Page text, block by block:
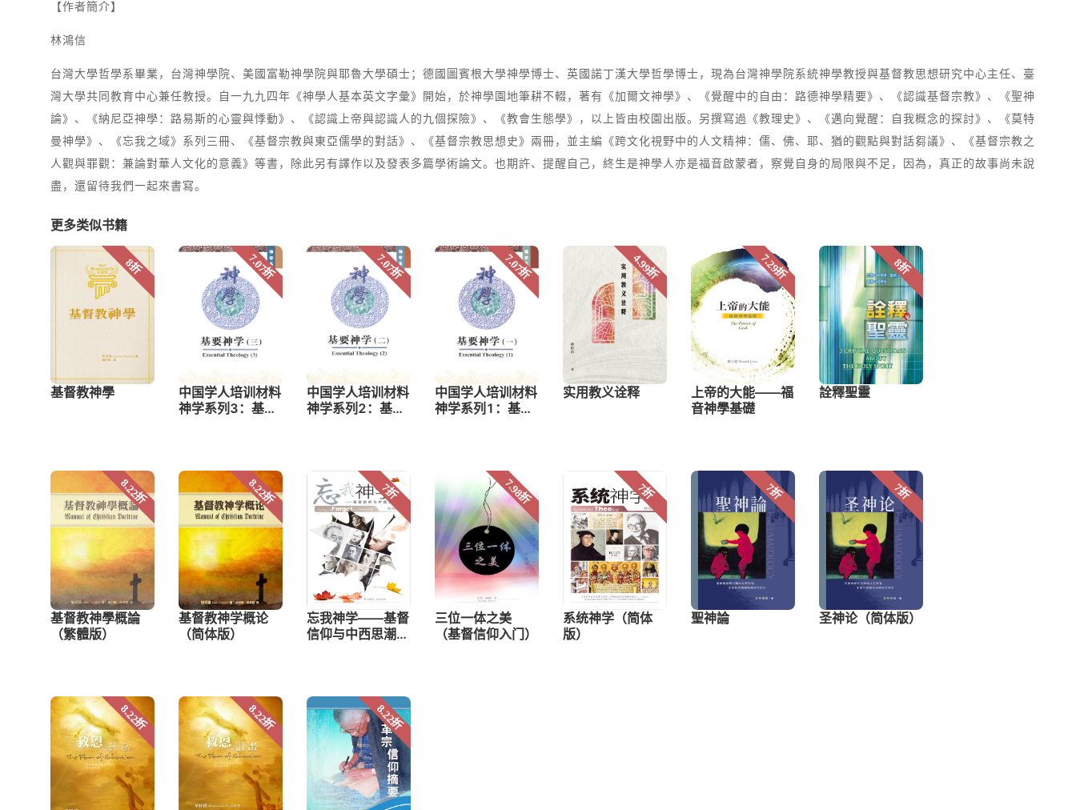
【作者簡介】
林鴻信
台灣大學哲學系畢業，台灣神學院、美國富勒神學院與耶魯大學碩士；德國圖賓根大學神學博士、英國諾丁漢大學哲學博士，現為台灣神學院系統神學教授與基督教思想研究中心主任、臺
灣大學共同教育中心兼任教授。自一九九四年《神學人基本英文字彙》開始，於神學園地筆耕不輟，著有《加爾文神學》、《覺醒中的自由：路德神學精要》、《認識基督宗教》、《聖神
論》、《納尼亞神學：路易斯的心靈與悸動》、《認識上帝與認識人的九個探險》、《教會生態學》，以上皆由校園出版。另撰寫過《教理史》、《邁向覺醒：自我概念的探討》、《莫特
曼神學》、《忘我之域》系列三冊、《基督宗教與東亞儒學的對話》、《基督宗教思想史》兩冊，並主編《跨文化視野中的人文精神：儒、佛、耶、猶的觀點與對話芻議》、《基督宗教之
人觀與罪觀：兼論對華人文化的意義》等書，除此另有譯作以及發表多篇學術論文。也期許、提醒自己，終生是神學人亦是福音啟蒙者，察覺自身的局限與不足，因為，真正的故事尚未說
盡，還留待我們一起來書寫。
更多类似书籍